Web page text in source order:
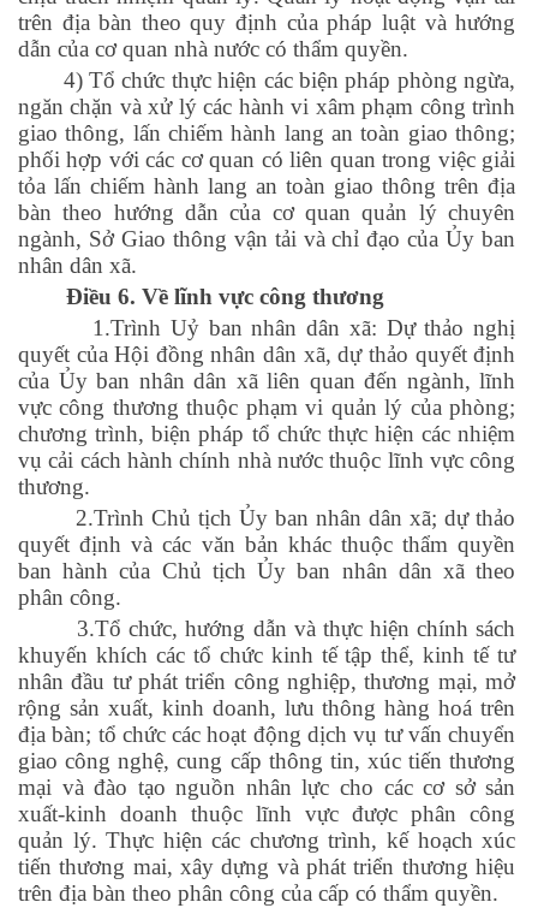
trên địa bàn theo quy định của pháp luật và hướng
dẫn của cơ quan nhà nước có thẩm quyền.
4) Tổ chức thực hiện các biện pháp phòng ngừa,
ngăn chặn và xử lý các hành vi xâm phạm công trình
giao thông, lấn chiếm hành lang an toàn giao thông;
phối hợp với các cơ quan có liên quan trong việc giải
tỏa lấn chiếm hành lang an toàn giao thông trên địa
bàn theo hướng dẫn của cơ quan quản lý chuyên
ngành, Sở Giao thông vận tải và chỉ đạo của Ủy ban
nhân dân xã.
Điều 6. Về lĩnh vực công thương
1.Trình Uỷ ban nhân dân xã: Dự thảo nghị
quyết của Hội đồng nhân dân xã, dự thảo quyết định
của Ủy ban nhân dân xã liên quan đến ngành, lĩnh
vực công thương thuộc phạm vi quản lý của phòng;
chương trình, biện pháp tổ chức thực hiện các nhiệm
vụ cải cách hành chính nhà nước thuộc lĩnh vực công
thương.
2.Trình Chủ tịch Ủy ban nhân dân xã; dự thảo
quyết định và các văn bản khác thuộc thẩm quyền
ban hành của Chủ tịch Ủy ban nhân dân xã theo
phân công.
3.Tổ chức, hướng dẫn và thực hiện chính sách
khuyến khích các tổ chức kinh tế tập thể, kinh tế tư
nhân đầu tư phát triển công nghiệp, thương mại, mở
rộng sản xuất, kinh doanh, lưu thông hàng hoá trên
địa bàn; tổ chức các hoạt động dịch vụ tư vấn chuyển
giao công nghệ, cung cấp thông tin, xúc tiến thương
mại và đào tạo nguồn nhân lực cho các cơ sở sản
xuất-kinh doanh thuộc lĩnh vực được phân công
quản lý. Thực hiện các chương trình, kế hoạch xúc
tiến thương mai, xây dựng và phát triển thương hiệu
trên địa bàn theo phân công của cấp có thẩm quyền.